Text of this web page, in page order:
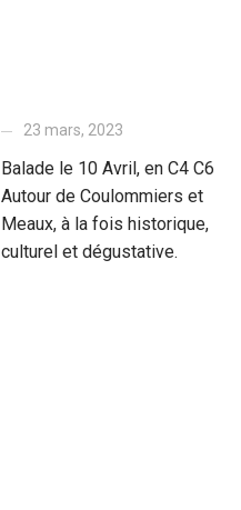
23 mars, 2023
Balade le 10 Avril, en C4 C6
Autour de Coulommiers et
Meaux, à la fois historique,
culturel et dégustative.